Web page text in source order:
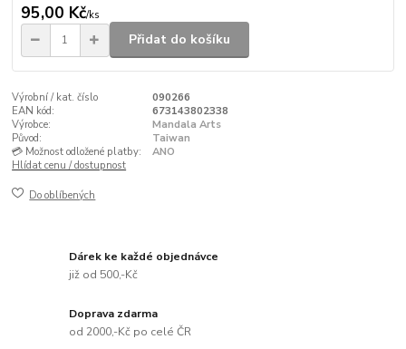
95,00 Kč/ks
Přidat do košíku
Výrobní / kat. číslo
090266
EAN kód:
673143802338
Výrobce:
Mandala Arts
Původ:
Taiwan
💳 Možnost odložené platby:
ANO
Hlídat cenu / dostupnost
Do oblíbených
Dárek ke každé objednávce
již od 500,-Kč
Doprava zdarma
od 2000,-Kč po celé ČR